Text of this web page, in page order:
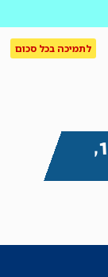
לתמיכה בכל סכום
כל הכתבות מיום: דצמבר ב10,